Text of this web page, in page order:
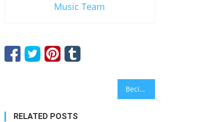
Music Team
navigation
Весільні та Вечірні Сукні
RELATED POSTS